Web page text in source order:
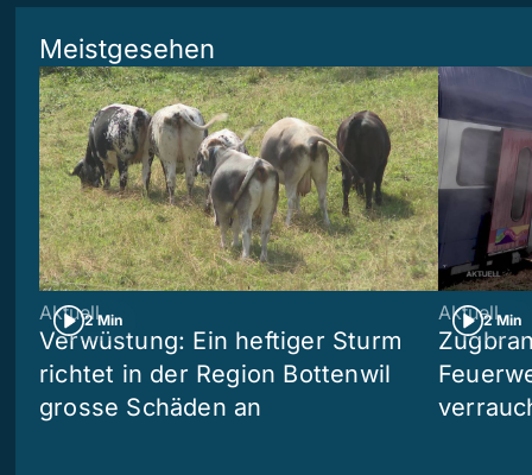
Meistgesehen
2 Min
Aktuell
Verwüstung: Ein heftiger Sturm
richtet in der Region Bottenwil
grosse Schäden an
2 Min
Aktuell